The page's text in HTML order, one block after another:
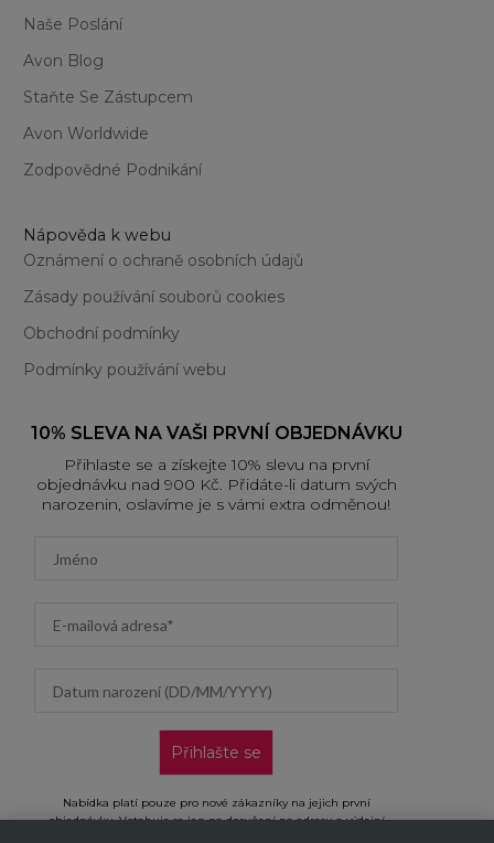
Naše Poslání
Avon Blog
Staňte Se Zástupcem
Avon Worldwide
Zodpovědné Podnikání
Nápověda k webu
Oznámení o ochraně osobních údajů
Zásady používání souborů cookies
Obchodní podmínky
Podmínky používání webu
10% SLEVA NA VAŠI PRVNÍ OBJEDNÁVKU
Přihlaste se a získejte 10% slevu na první
objednávku nad 900 Kč. Přidáte-li datum svých
narozenin, oslavíme je s vámi extra odměnou!
Přihlašte se
Nabídka platí pouze pro nové zákazníky na jejich první
objednávku. Vztahuje se jen na doručení na adresu a výdejní